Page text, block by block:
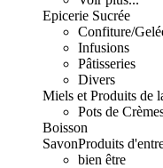
Epicerie Sucrée
Confiture/
Infusions
Pâtisseries
Divers
Miels et Produits de
Pots de
Boisson
SavonProduits
bien être